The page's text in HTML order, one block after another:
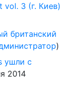
vol. 3 (г. Киев)
британский
)
ушли с
2014